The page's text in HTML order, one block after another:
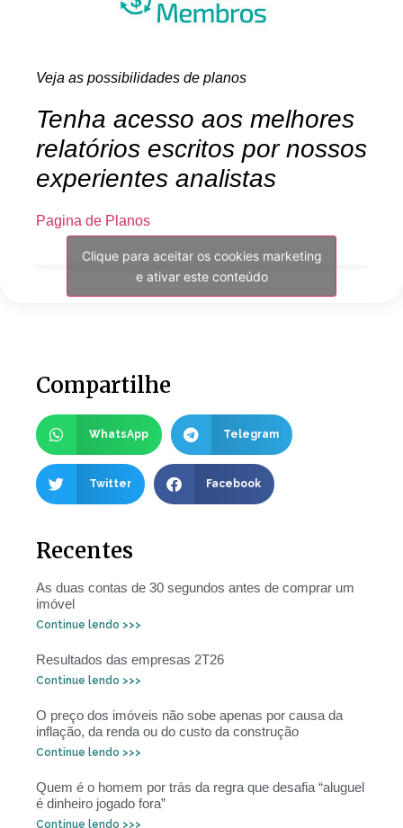
Veja as possibilidades de planos
Tenha acesso aos melhores
relatórios escritos por nossos
experientes analistas
Pagina de Planos
Clique para aceitar os cookies marketing
e ativar este conteúdo
Compartilhe
WhatsApp Telegram
Twitter Facebook
Recentes
As duas contas de 30 segundos antes de comprar um
imóvel
Continue lendo >>>
Resultados das empresas 2T26
Continue lendo >>>
O preço dos imóveis não sobe apenas por causa da
inflação, da renda ou do custo da construção
Continue lendo >>>
Quem é o homem por trás da regra que desafia “aluguel
é dinheiro jogado fora”
Continue lendo >>>